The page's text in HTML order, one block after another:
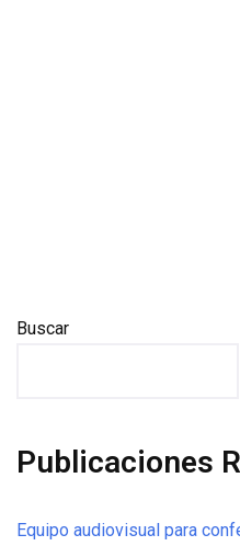
Buscar
Publicaciones
Equipo audiovisual para